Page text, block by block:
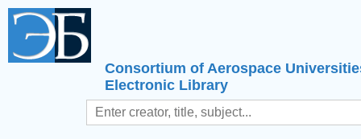
Consortium of Aerospace
Electronic Library